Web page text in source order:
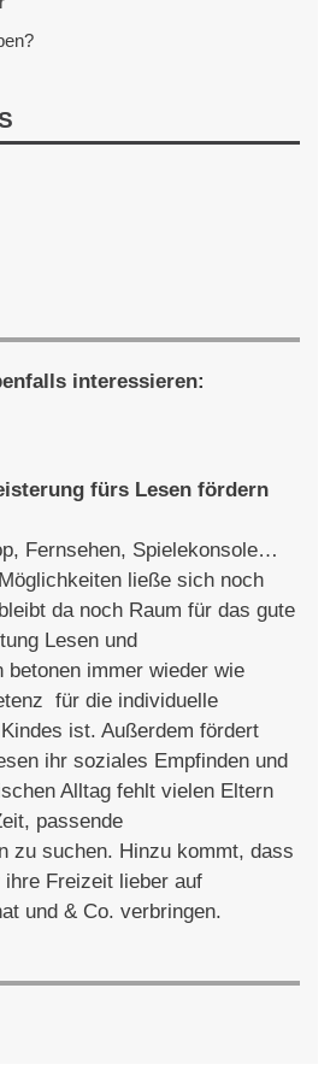
interessieren:
fürs Lesen fördern
Fernsehen, Spielekonsole…
ließe sich noch
da noch Raum für das gute
Lesen und
betonen immer wieder wie
für die individuelle
ist. Außerdem fördert
ihr soziales Empfinden und
Alltag fehlt vielen Eltern
passende
zu suchen. Hinzu kommt, dass
Freizeit lieber auf
und & Co. verbringen.